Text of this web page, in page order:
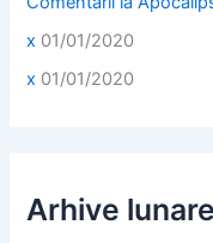
x 01/01/2020
x 01/01/2020
Arhive lunare